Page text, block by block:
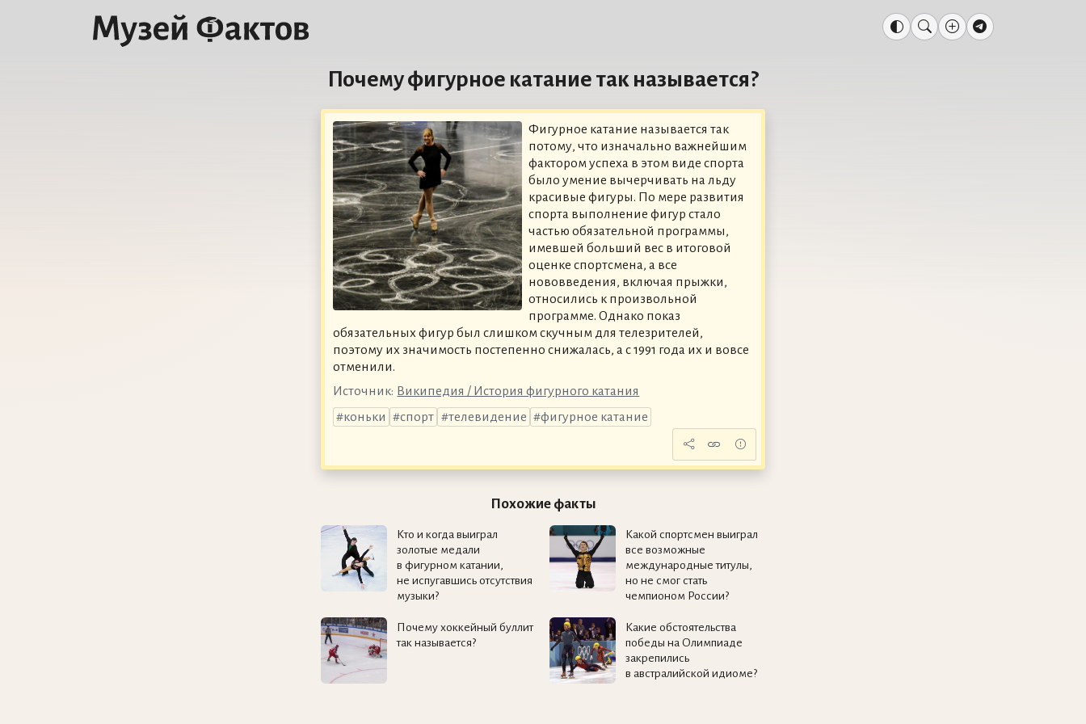
Почему фигурное катание так называется?
Фигурное катание называется так
потому, что изначально важнейшим
фактором успеха в этом виде спорта
было умение вычерчивать на льду
красивые фигуры. По мере развития
спорта выполнение фигур стало
частью обязательной программы,
имевшей больший вес в итоговой
оценке спортсмена, а все
нововведения, включая прыжки,
относились к произвольной
программе. Однако показ
обязательных фигур был слишком скучным для телезрителей,
поэтому их значимость постепенно снижалась, а с 1991 года их и вовсе
отменили.
Источник: Википедия / История фигурного катания
коньки
спорт телевидение фигурное катание
Похожие факты
Кто и когда выиграл
золотые медали
в фигурном катании,
не испугавшись отсутствия
музыки?
Какой спортсмен выиграл
все возможные
международные титулы,
но не смог стать
чемпионом России?
Почему хоккейный буллит
так называется?
Какие обстоятельства
победы на Олимпиаде
закрепились
в австралийской идиоме?